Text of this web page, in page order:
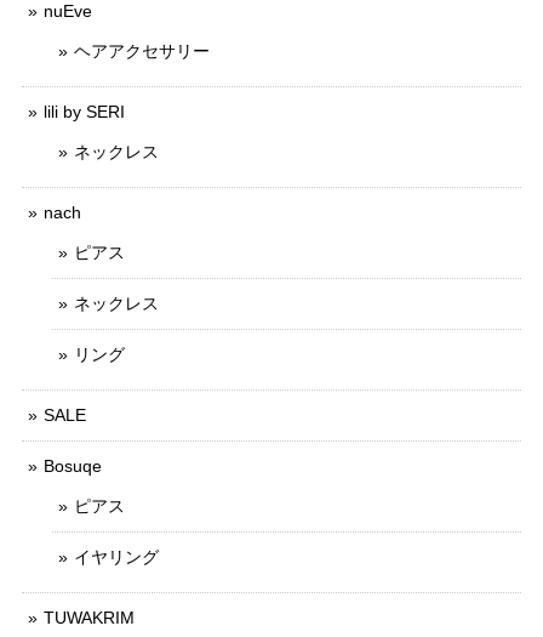
nuEve
ヘアアクセサリー
lili by SERI
ネックレス
nach
ピアス
ネックレス
リング
SALE
Bosuqe
ピアス
イヤリング
TUWAKRIM